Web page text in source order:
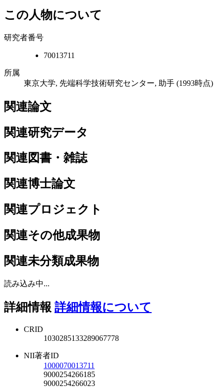
この人物について
研究者番号
70013711
所属
東京大学, 先端科学技術研究センター, 助手 (1993時点)
関連論文
関連研究データ
関連図書・雑誌
関連博士論文
関連プロジェクト
関連その他成果物
関連未分類成果物
読み込み中...
詳細情報 詳細情報について
CRID
1030285133289067778
NII著者ID
1000070013711
9000254266185
9000254266023